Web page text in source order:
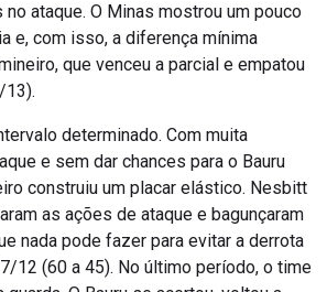
ataque. O Minas mostrou um pouco
e, com isso, a diferença mínima
que venceu a parcial e empatou
13).
determinado. Com muita
e sem dar chances para o Bauru
construiu um placar elástico. Nesbitt
as ações de ataque e bagunçaram
nada pode fazer para evitar a derrota
12 (60 a 45). No último período, o time